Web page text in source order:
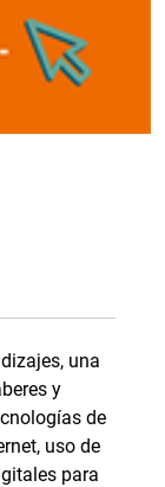
una
y
de
uso de
para